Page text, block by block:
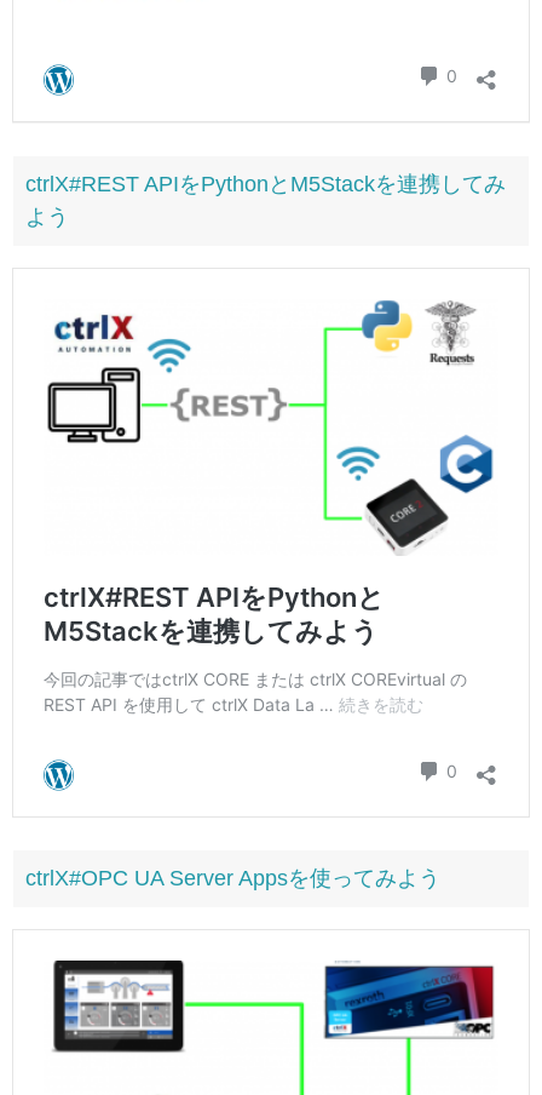
ctrlX#REST APIをPythonとM5Stackを連携してみ
よう
ctrlX#OPC UA Server Appsを使ってみよう